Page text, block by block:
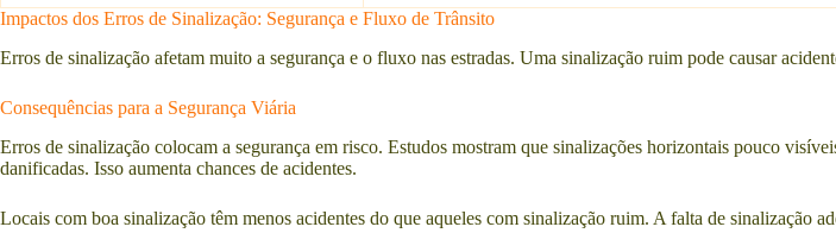
Impactos dos Erros de Sinalização: Segurança e Fluxo de Trânsito
Erros de sinalização afetam muito a segurança e o fluxo nas estradas. Uma sinalização ruim pode causar
Consequências para a Segurança Viária
Erros de sinalização colocam a segurança em risco. Estudos mostram que sinalizações horizontais pouco
danificadas. Isso aumenta chances de acidentes.
Locais com boa sinalização têm menos acidentes do que aqueles com sinalização ruim. A falta de sinalização